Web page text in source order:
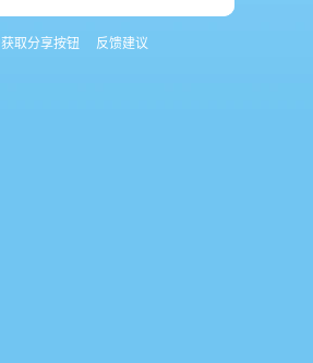
获取分享按钮 反馈建议